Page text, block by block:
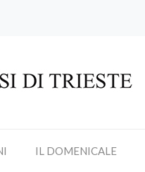
IL DOMENICALE